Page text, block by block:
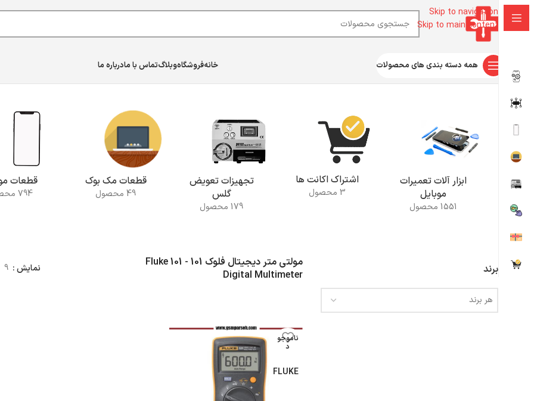
Skip to navigation
Skip to main content
همه دسته بندی های محصولات خانهفروشگاهوبلاگتماس با مادرباره ما
خانه
ابزار آلات تعمیرات
موبایل
1551 محصول
اشتراک اکانت ها
3 محصول
تجهیزات تعویض
گلس
179 محصول
قطعات مک بوک
49 محصول
قطعات
794 محصول
مولتی متر دیجیتال فلوک ‌101 - Fluke 101
Digital Multimeter
نمایش 9
ناموجو
د
FLUKE
برند
هر برند